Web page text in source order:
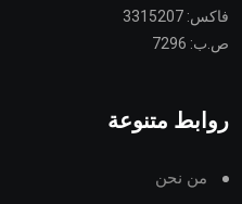
فاكس: 3315207
ص.ب: 7296
روابط متنوعة
من نحن